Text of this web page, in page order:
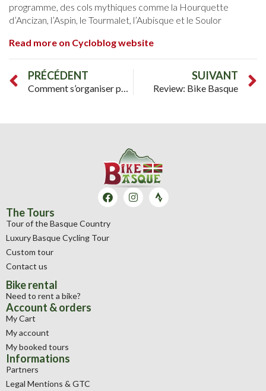
programme, des cols mythiques comme la Hourquette
d’Ancizan, l’Aspin, le Tourmalet, l’Aubisque et le Soulor
Read more on Cycloblog website
PRÉCÉDENT
Comment s’organiser pour les prochaines vacances d’été ?
SUIVANT
Review: Bike Basque
The Tours
Tour of the Basque Country
Luxury Basque Cycling Tour
Custom tour
Contact us
Bike rental
Need to rent a bike?
Account & orders
My Cart
My account
My booked tours
Informations
Partners
Legal Mentions & GTC